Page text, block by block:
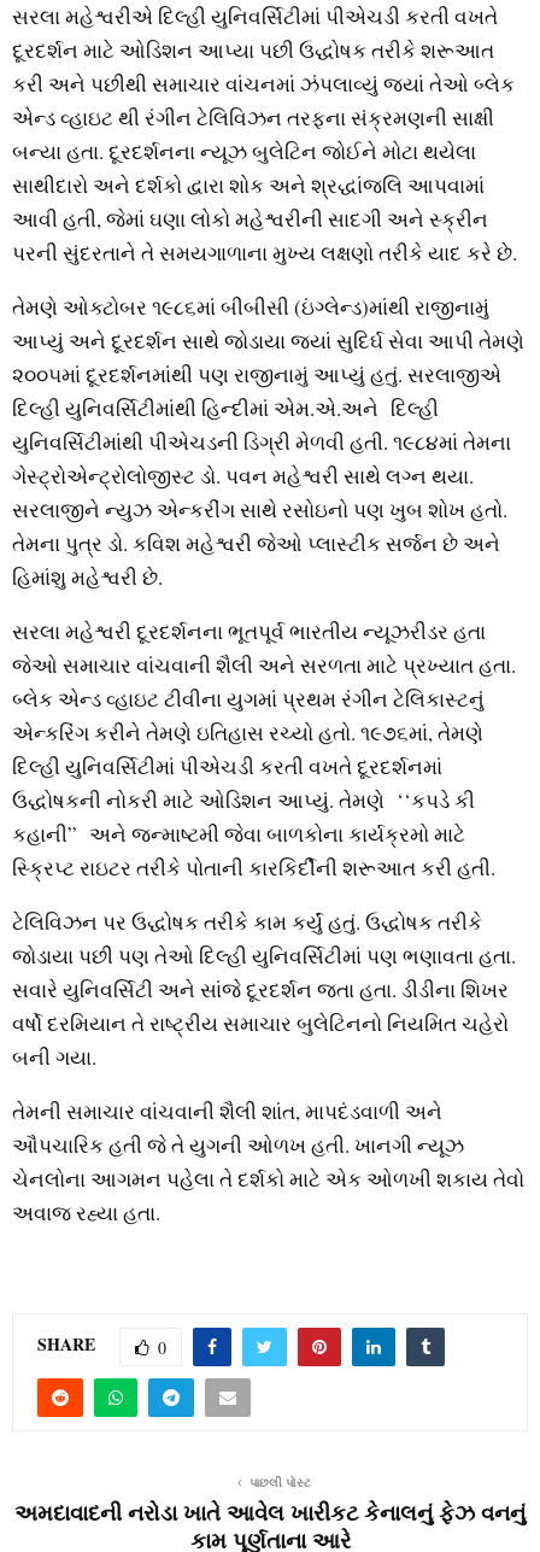
સરલા મહેશ્વરીએ દિલ્‍હી યુનિવર્સિટીમાં પીએચડી કરતી વખતે
દૂરદર્શન માટે ઓડિશન આપ્‍યા પછી ઉદ્ધોષક તરીકે શરૂઆત
કરી અને પછીથી સમાચાર વાંચનમાં ઝંપલાવ્‍યું જ્‍યાં તેઓ બ્‍લેક
એન્‍ડ વ્‍હાઇટ થી રંગીન ટેલિવિઝન તરફના સંક્રમણની સાક્ષી
બન્‍યા હતા. દૂરદર્શનના ન્‍યૂઝ બુલેટિન જોઈને મોટા થયેલા
સાથીદારો અને દર્શકો દ્વારા શોક અને શ્રદ્ધાંજલિ આપવામાં
આવી હતી, જેમાં ઘણા લોકો મહેશ્વરીની સાદગી અને સ્‍ક્રીન
પરની સુંદરતાને તે સમયગાળાના મુખ્‍ય લક્ષણો તરીકે યાદ કરે છે.
તેમણે ઓક્‍ટોબર ૧૯૮૬માં બીબીસી (ઇંગ્‍લેન્‍ડ)માંથી રાજીનામું
આપ્‍યું અને દૂરદર્શન સાથે જોડાયા જ્‍યાં સુદિર્ઘ સેવા આપી તેમણે
૨૦૦૫માં દૂરદર્શનમાંથી પણ રાજીનામું આપ્‍યું હતું. સરલાજીએ
દિલ્‍હી યુનિવર્સિટીમાંથી હિન્‍દીમાં એમ.એ.અને દિલ્‍હી
યુનિવર્સિટીમાંથી પીએચડની ડિગ્રી મેળવી હતી. ૧૯૮૪માં તેમના
ગેસ્‍ટ્રોએન્‍ટ્રોલોજીસ્‍ટ ડો. પવન મહેશ્વરી સાથે લગ્ન થયા.
સરલાજીને ન્‍યુઝ એન્‍કરીંગ સાથે રસોઇનો પણ ખુબ શોખ હતો.
તેમના પુત્ર ડો. કવિશ મહેશ્વરી જેઓ પ્‍લાસ્‍ટીક સર્જન છે અને
હિમાંશુ મહેશ્વરી છે.
સરલા મહેશ્વરી દૂરદર્શનના ભૂતપૂર્વ ભારતીય ન્‍યૂઝરીડર હતા
જેઓ સમાચાર વાંચવાની શૈલી અને સરળતા માટે પ્રખ્‍યાત હતા.
બ્‍લેક એન્‍ડ વ્‍હાઇટ ટીવીના યુગમાં પ્રથમ રંગીન ટેલિકાસ્‍ટનું
એન્‍કરિંગ કરીને તેમણે ઇતિહાસ રચ્‍યો હતો. ૧૯૭૬માં, તેમણે
દિલ્‍હી યુનિવર્સિટીમાં પીએચડી કરતી વખતે દૂરદર્શનમાં
ઉદ્ધોષકની નોકરી માટે ઓડિશન આપ્‍યું. તેમણે ‘‘કપડે કી
કહાની” અને જન્‍માષ્ટમી જેવા બાળકોના કાર્યક્રમો માટે
સ્‍ક્રિપ્‍ટ રાઇટર તરીકે પોતાની કારકિર્દીની શરૂઆત કરી હતી.
ટેલિવિઝન પર ઉદ્ધોષક તરીકે કામ કર્યું હતું. ઉદ્ધોષક તરીકે
જોડાયા પછી પણ તેઓ દિલ્‍હી યુનિવર્સિટીમાં પણ ભણાવતા હતા.
સવારે યુનિવર્સિટી અને સાંજે દૂરદર્શન જતા હતા. ડીડીના શિખર
વર્ષો દરમિયાન તે રાષ્‍ટ્રીય સમાચાર બુલેટિનનો નિયમિત ચહેરો
બની ગયા.
તેમની સમાચાર વાંચવાની શૈલી શાંત, માપદંડવાળી અને
ઔપચારિક હતી જે તે યુગની ઓળખ હતી. ખાનગી ન્‍યૂઝ
ચેનલોના આગમન પહેલા તે દર્શકો માટે એક ઓળખી શકાય તેવો
અવાજ રહ્યા હતા.
SHARE 0
પાછલી પોસ્ટ
અમદાવાદની નરોડા ખાતે આવેલ ખારીકટ કેનાલનું ફેઝ વનનું
કામ પૂર્ણતાના આરે